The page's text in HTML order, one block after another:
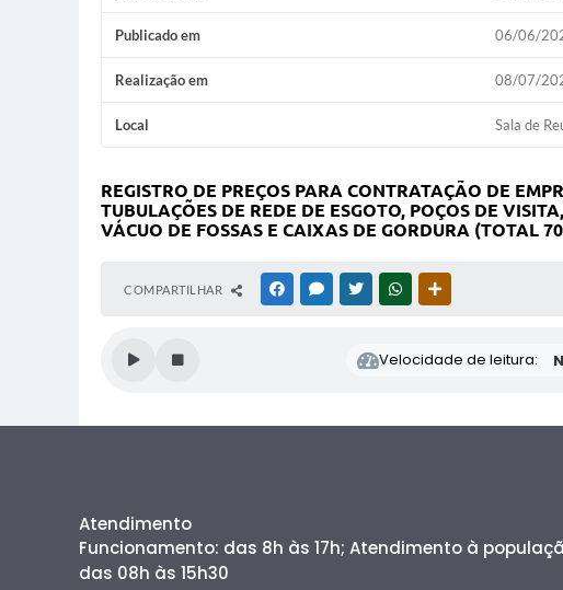
Publicado em 06/06/
Realização em 08/07/
Local Sala de
REGISTRO DE PREÇOS PARA CONTRATAÇÃO DE
TUBULAÇÕES DE REDE DE ESGOTO, POÇOS DE
VÁCUO DE FOSSAS E CAIXAS DE GORDURA (TOTAL
COMPARTILHAR FACEBOOKMESSENGER
TWITTERWHATSAPP
Velocidade de leitura:
Atendimento
Funcionamento: das 8h às 17h; Atendimento à
das 08h às 15h30